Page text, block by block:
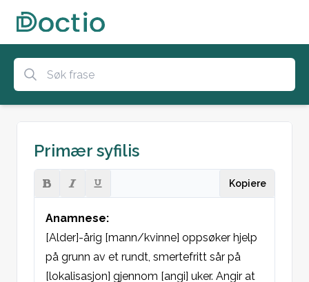
Primær syfilis
Kopiere
Anamnese:
[Alder]-årig [mann/kvinne] oppsøker hjelp
på grunn av et rundt, smertefritt sår på
[lokalisasjon] gjennom [angi] uker. Angir at